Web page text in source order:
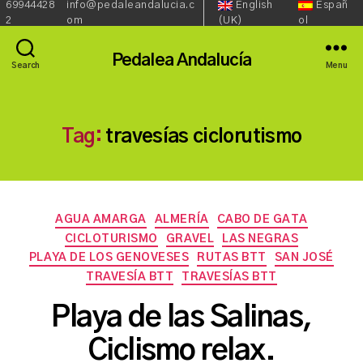
Phone:
69944428
2
Email:
info@pedaleandalucia.c
om
Redes
Sociales::
Language::
English
(UK)
Españ
ol
Search Pedalea Andalucía Menu
Tag: travesías ciclorutismo
Categories
AGUA AMARGA ALMERÍA
CABO DE GATA
CICLOTURISMO
GRAVEL
LAS NEGRAS
PLAYA DE LOS GENOVESES
RUTAS BTT
SAN JOSÉ
TRAVESÍA BTT
TRAVESÍAS BTT
Playa de las Salinas,
Ciclismo relax.
B
y
s